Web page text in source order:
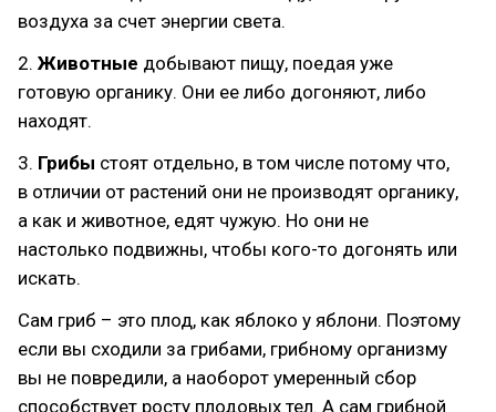
воздуха за счет энергии света.
2. Животные добывают пищу, поедая уже
готовую органику. Они ее либо догоняют, либо
находят.
3. Грибы стоят отдельно, в том числе потому что,
в отличии от растений они не производят органику,
а как и животное, едят чужую. Но они не
настолько подвижны, чтобы кого-то догонять или
искать.
Сам гриб – это плод, как яблоко у яблони. Поэтому
если вы сходили за грибами, грибному организму
вы не повредили, а наоборот умеренный сбор
способствует росту плодовых тел. А сам грибной